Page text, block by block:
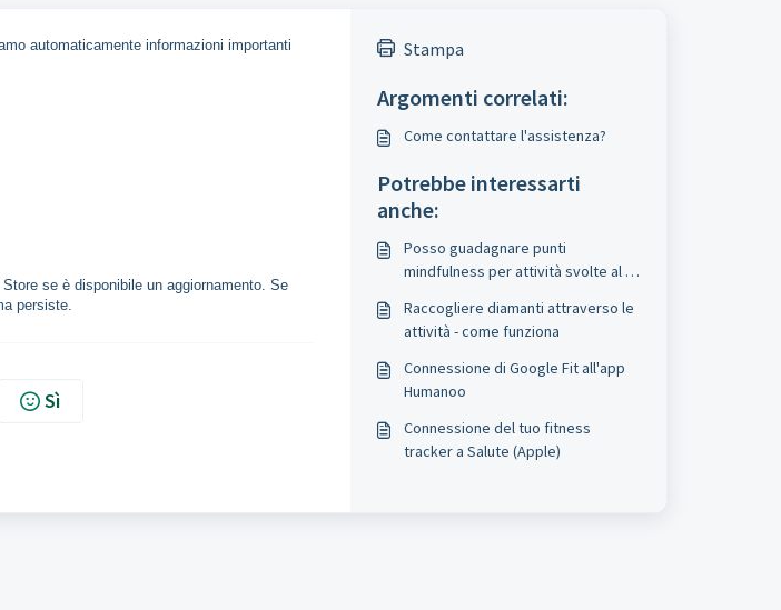
automaticamente informazioni importanti
se è disponibile un aggiornamento. Se
persiste.
Sì
Stampa
Argomenti correlati:
Come contattare l'assistenza?
Potrebbe interessarti
anche:
Posso guadagnare punti
mindfulness per attività svolte al di
Raccogliere diamanti attraverso le
attività - come funziona
Connessione di Google Fit all'app
Humanoo
Connessione del tuo fitness
tracker a Salute (Apple)